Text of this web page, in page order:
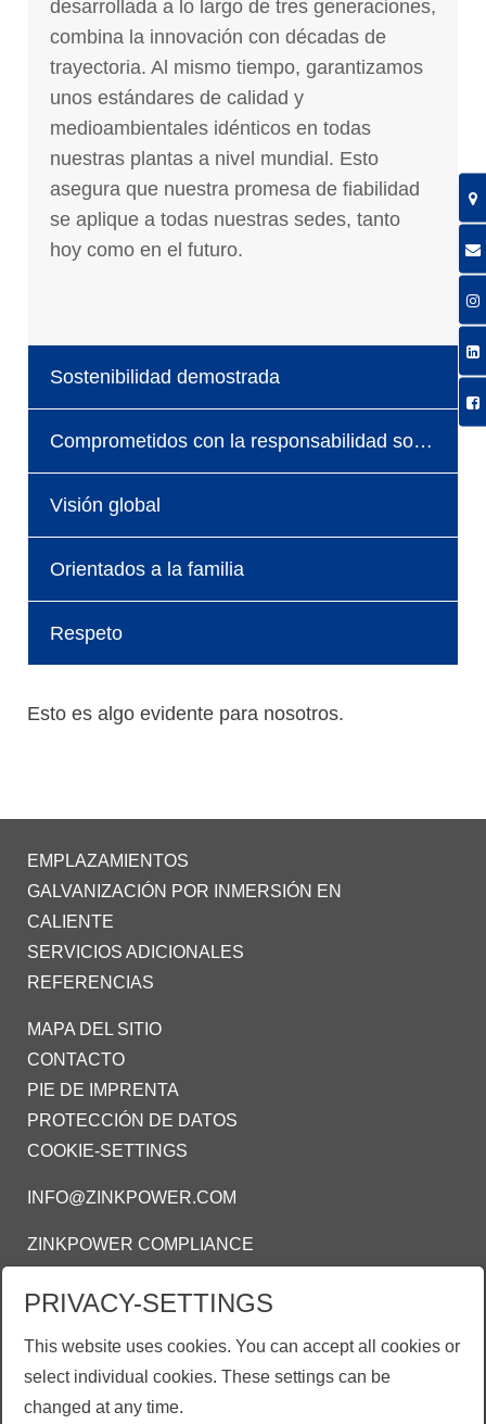
desarrollada a lo largo de tres generaciones,
combina la innovación con décadas de
trayectoria. Al mismo tiempo, garantizamos
unos estándares de calidad y
medioambientales idénticos en todas
nuestras plantas a nivel mundial. Esto
asegura que nuestra promesa de fiabilidad
se aplique a todas nuestras sedes, tanto
hoy como en el futuro.
Sostenibilidad demostrada
Comprometidos con la responsabilidad social
Visión global
Orientados a la familia
Respeto
Esto es algo evidente para nosotros.
EMPLAZAMIENTOS
GALVANIZACIÓN POR INMERSIÓN EN
CALIENTE
SERVICIOS ADICIONALES
REFERENCIAS
MAPA DEL SITIO
CONTACTO
PIE DE IMPRENTA
PROTECCIÓN DE DATOS
COOKIE-SETTINGS
INFO@ZINKPOWER.COM
ZINKPOWER COMPLIANCE
Estamos orgullosos de ser meimbro de estas
AMEGAC - Asociación Mexicana de Galvanizadores
AGA - American Galvanizers Association
EGGA - European Galvanizers Association
PRIVACY-SETTINGS
This website uses cookies. You can accept all cookies or
select individual cookies. These settings can be
changed at any time.